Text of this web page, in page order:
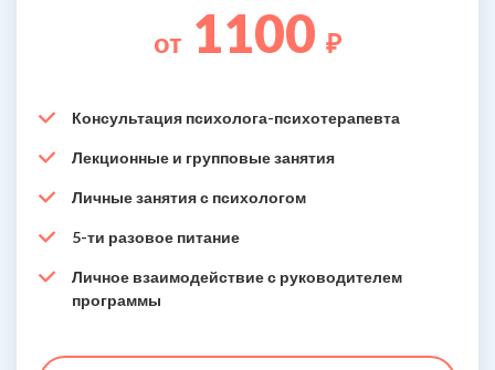
от 1100 ₽
Консультация психолога-психотерапевта
Лекционные и групповые занятия
Личные занятия с психологом
5-ти разовое питание
Личное взаимодействие с руководителем
программы